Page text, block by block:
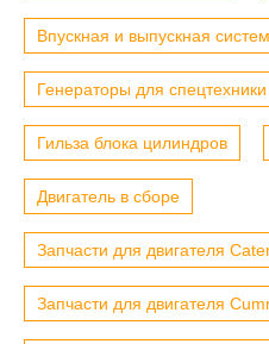
Впускная и выпускная
Генераторы для спецтехники
Гильза блока цилиндров
Двигатель в сборе
Запчасти для двигателя
Запчасти для двигателя